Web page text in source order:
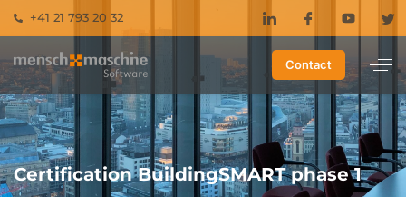
+41 21 793 20 32
Contact
Certification BuildingSMART phase 1